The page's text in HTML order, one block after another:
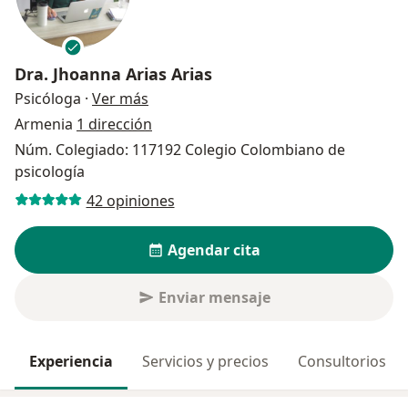
Dra. Jhoanna Arias Arias
Psicóloga · Ver más
Armenia 1 dirección
Núm. Colegiado: 117192 Colegio Colombiano de
psicología
42 opiniones
Agendar cita
Enviar mensaje
Experiencia Servicios y precios Consultorios